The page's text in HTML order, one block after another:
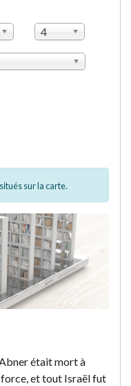
4
sur la carte.
était mort à
force, et tout Israël fut